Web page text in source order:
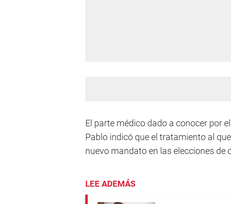
El parte médico dado a conocer por
Pablo indicó que el tratamiento al
nuevo mandato en las elecciones de
LEE ADEMÁS